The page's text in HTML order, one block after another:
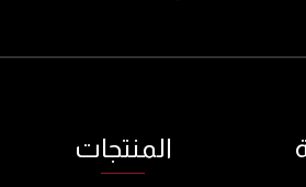
المنتجات